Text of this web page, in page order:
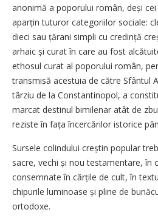
anonimă a poporului român, deși
aparțin tuturor categoriilor sociale:
dieci sau țărani simpli cu credință
arhaic și curat în care au fost
ethosul curat al poporului român,
transmisă acestuia de către Sfântul
târziu de la Constantinopol, a
marcat destinul bimilenar atât de
reziste în fața încercărilor istorice
Sursele colindului creștin popular
sacre, vechi și nou testamentare, în
consemnate în cărțile de cult, în
chipurile luminoase și pline de
ortodoxe.